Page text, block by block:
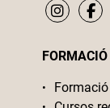
FORMACIÓ